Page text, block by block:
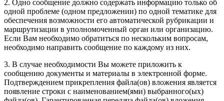
2. Одно сообщение должно содержать информацию только об
одной проблеме (одном предложении) по одной тематике для
обеспечения возможности его автоматической рубрикации и
маршрутизации в уполномоченный орган или организацию.
Если Вам необходимо обратиться по нескольким вопросам,
необходимо направить сообщение по каждому из них.
3. В случае необходимости Вы можете приложить к
сообщению документы и материалы в электронной форме.
Подтверждением прикрепления файла(ов) вложения является
появление строки с наименованием(ями) выбранного(ых)